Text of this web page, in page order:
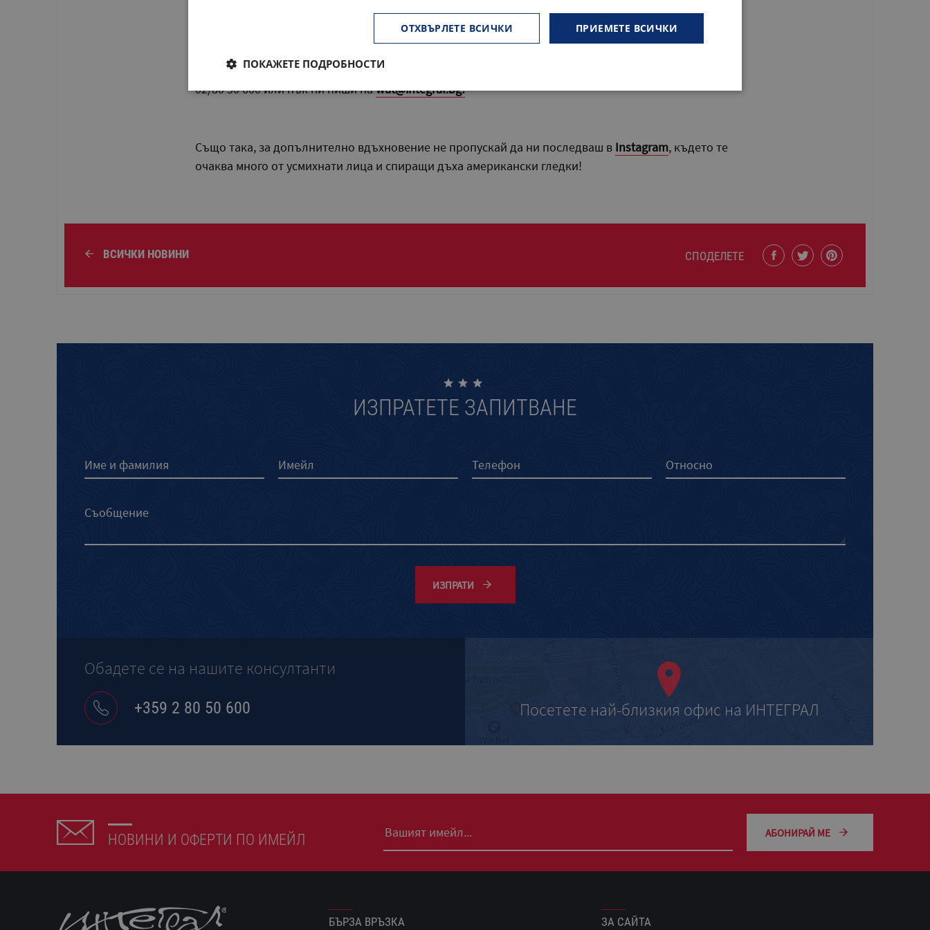
ще намеришТУК, а ако случайно не намираш отговор на някой въпрос, просто ни позвъни на
02/80 50 600 или пък ни пиши наwat@integral.bg!
Също така, за допълнително вдъхновение не пропускай да ни последваш в Instagram, където те
очаква много от усмихнати лица и спиращи дъха американски гледки!
ВСИЧКИ НОВИНИ СПОДЕЛЕТЕ
ИЗПРАТЕТЕ ЗАПИТВАНЕ
ИЗПРАТИ
Обадете се на нашите консултанти
+359 2 80 50 600 Посетете най-близкия офис на ИНТЕГРАЛ
НОВИНИ И ОФЕРТИ ПО ИМЕЙЛ АБОНИРАЙ МЕ
БЪРЗА ВРЪЗКА ЗА САЙТА
ПРИЕМЕТЕ ВСИЧКИ
ОТХВЪРЛЕТЕ ВСИЧКИ
ПОКАЖЕТЕ ПОДРОБНОСТИ